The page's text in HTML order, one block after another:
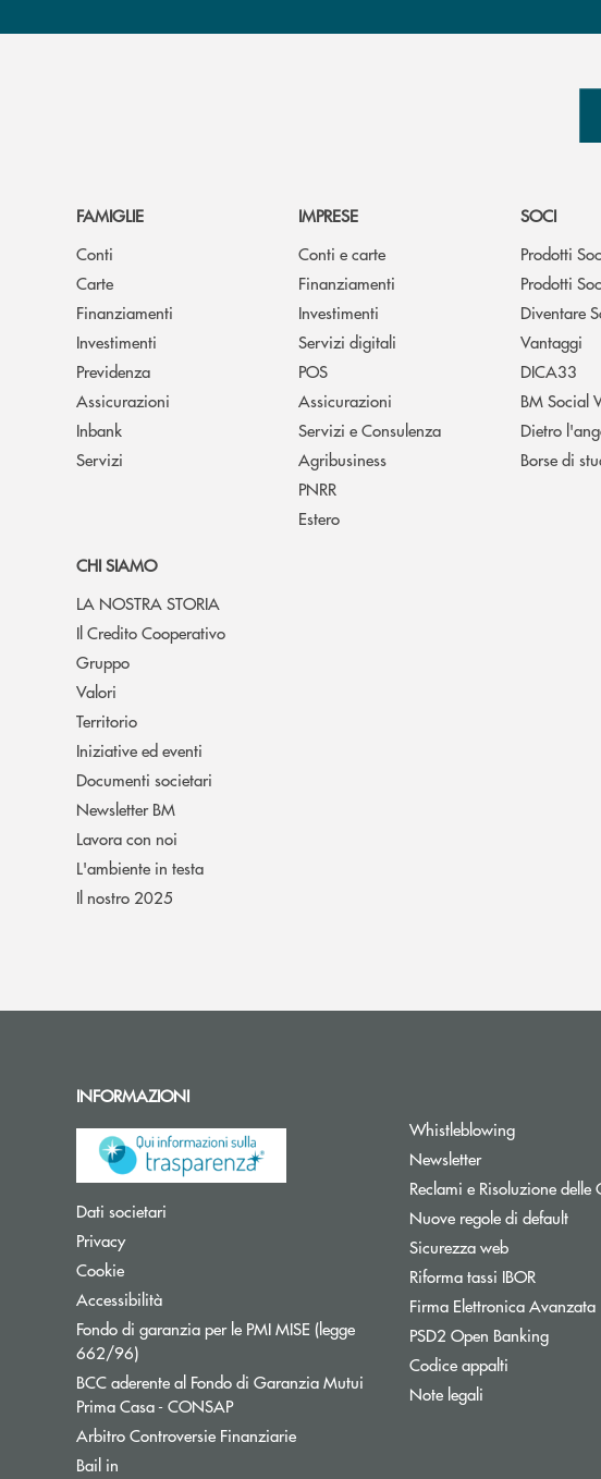
FAMIGLIE
Conti
Carte
Finanziamenti
Investimenti
Previdenza
Assicurazioni
Inbank
Servizi
IMPRESE
Conti e carte
Finanziamenti
Investimenti
Servizi digitali
POS
Assicurazioni
Servizi e Consulenza
Agribusiness
PNRR
Estero
SOCI
Prodotti
Prodotti
Diventare
Vantaggi
DICA33
BM Social
Dietro
Borse di
CHI SIAMO
LA NOSTRA STORIA
Il Credito Cooperativo
Gruppo
Valori
Territorio
Iniziative ed eventi
Documenti societari
Newsletter BM
Lavora con noi
L'ambiente in testa
Il nostro 2025
INFORMAZIONI
Dati societari
PrivacyApre una nuova finestra
CookieApre una nuova finestra
AccessibilitàApre una nuova finestra
Fondo di garanzia per le PMI MISE (legge
662/96)Apre una nuova finestra
BCC aderente al Fondo di Garanzia Mutui
Prima Casa - CONSAPApre una nuova finestra
Arbitro Controversie FinanziarieApre una nuova finestra
Bail in
WhistleblowingApre una
NewsletterApre una nuova
Reclami e Risoluzione delle
Nuove regole di default
Sicurezza webApre una
Riforma tassi IBORApre una
Firma Elettronica Avanzata
PSD2 Open BankingApre
Codice appalti
Note legali